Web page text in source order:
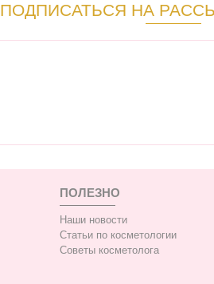
ПОДПИСАТЬСЯ НА
ПОЛЕЗНО
Наши новости
Статьи по косметологии
Советы косметолога